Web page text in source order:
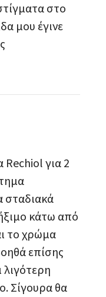
στο
μου έγινε
για 2
σταδιακά
κάτω από
το χρώμα
επίσης
Σίγουρα θα